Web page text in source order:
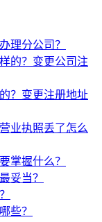
理分公司？
的？变更公司注
？变更注册地址
业执照丢了怎么
掌握什么？
妥当？
些？